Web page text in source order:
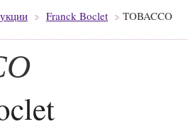
Franck Boclet TOBACCO